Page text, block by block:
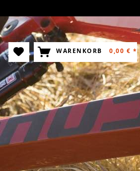
WARENKORB 0,00 € *